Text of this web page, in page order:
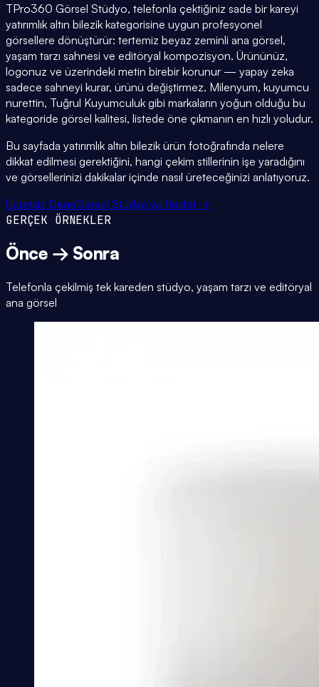
TPro360 Görsel Stüdyo, telefonla çektiğiniz sade bir kareyi
yatırımlık altın bilezik kategorisine uygun profesyonel
görsellere dönüştürür: tertemiz beyaz zeminli ana görsel,
yaşam tarzı sahnesi ve editöryal kompozisyon. Ürününüz,
logonuz ve üzerindeki metin birebir korunur — yapay zeka
sadece sahneyi kurar, ürünü değiştirmez. Milenyum, kuyumcu
nurettin, Tuğrul Kuyumculuk gibi markaların yoğun olduğu bu
kategoride görsel kalitesi, listede öne çıkmanın en hızlı yoludur.
Bu sayfada yatırımlık altın bilezik ürün fotoğrafında nelere
dikkat edilmesi gerektiğini, hangi çekim stillerinin işe yaradığını
ve görsellerinizi dakikalar içinde nasıl üreteceğinizi anlatıyoruz.
Ücretsiz DeneGörsel Stüdyo'yu Keşfet →
GERÇEK ÖRNEKLER
Önce → Sonra
Telefonla çekilmiş tek kareden stüdyo, yaşam tarzı ve editöryal
ana görsel